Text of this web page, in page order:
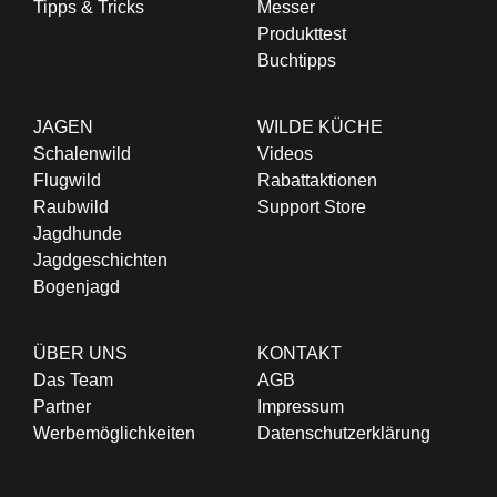
Tipps & Tricks
Messer
Produkttest
Buchtipps
JAGEN
Schalenwild
Flugwild
Raubwild
Jagdhunde
Jagdgeschichten
Bogenjagd
WILDE KÜCHE
Videos
Rabattaktionen
Support Store
ÜBER UNS
Das Team
Partner
Werbemöglichkeiten
KONTAKT
AGB
Impressum
Datenschutzerklärung